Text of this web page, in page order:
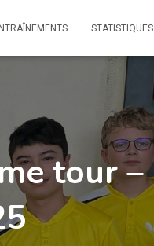
STATISTIQUES
tour –